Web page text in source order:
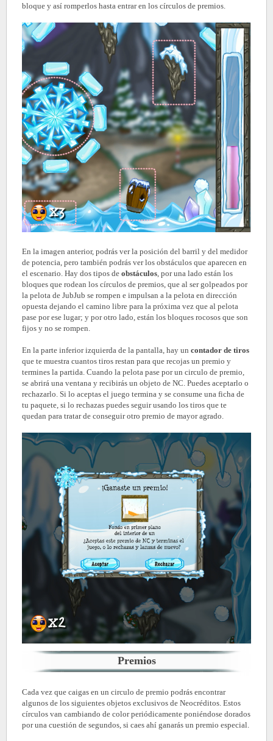
bloque y así romperlos hasta entrar en los círculos de premios.
En la imagen anterior, podrás ver la posición del barril y del medidor
de potencia, pero también podrás ver los obstáculos que aparecen en
el escenario. Hay dos tipos de obstáculos, por una lado están los
bloques que rodean los círculos de premios, que al ser golpeados por
la pelota de JubJub se rompen e impulsan a la pelota en dirección
opuesta dejando el camino libre para la próxima vez que al pelota
pase por ese lugar; y por otro lado, están los bloques rocosos que son
fijos y no se rompen.
En la parte inferior izquierda de la pantalla, hay un contador de tiros
que te muestra cuantos tiros restan para que recojas un premio y
termines la partida. Cuando la pelota pase por un circulo de premio,
se abrirá una ventana y recibirás un objeto de NC. Puedes aceptarlo o
rechazarlo. Si lo aceptas el juego termina y se consume una ficha de
tu paquete, si lo rechazas puedes seguir usando los tiros que te
quedan para tratar de conseguir otro premio de mayor agrado.
Premios
Cada vez que caigas en un circulo de premio podrás encontrar
algunos de los siguientes objetos exclusivos de Neocréditos. Estos
círculos van cambiando de color periódicamente poniéndose dorados
por una cuestión de segundos, si caes ahí ganarás un premio especial.